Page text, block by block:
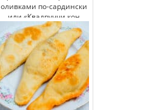
оливками по-сардински
или «Квадруччи кон
тон...